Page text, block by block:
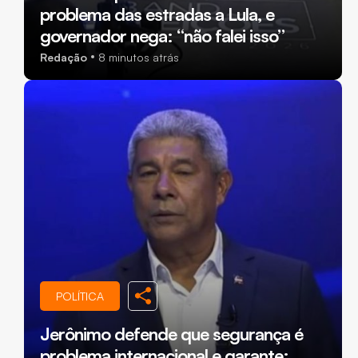
problema das estradas a Lula, e
governador nega: “não falei isso”
Redação 8 minutos atrás
POLÍTICA
Jerônimo defende que segurança é